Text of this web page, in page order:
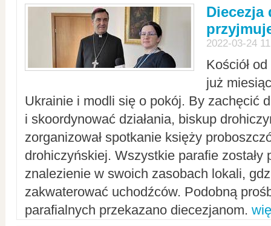
Diecezja
2022-03-24
Kościół
już
Ukrainie i modli się o pokój. By zachęcić
i skoordynować działania, biskup
zorganizował spotkanie księży
drohiczyńskiej. Wszystkie parafie zostały
znalezienie w swoich zasobach lokali,
zakwaterować uchodźców. Podobną
parafialnych przekazano diecezjanom.